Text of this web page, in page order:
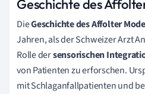
Geschichte des
DieGeschichte des Affolter
Jahren, als der Schweizer Arzt
Rolle dersensorischen
von Patienten zu erforschen.
mit Schlaganfallpatienten und